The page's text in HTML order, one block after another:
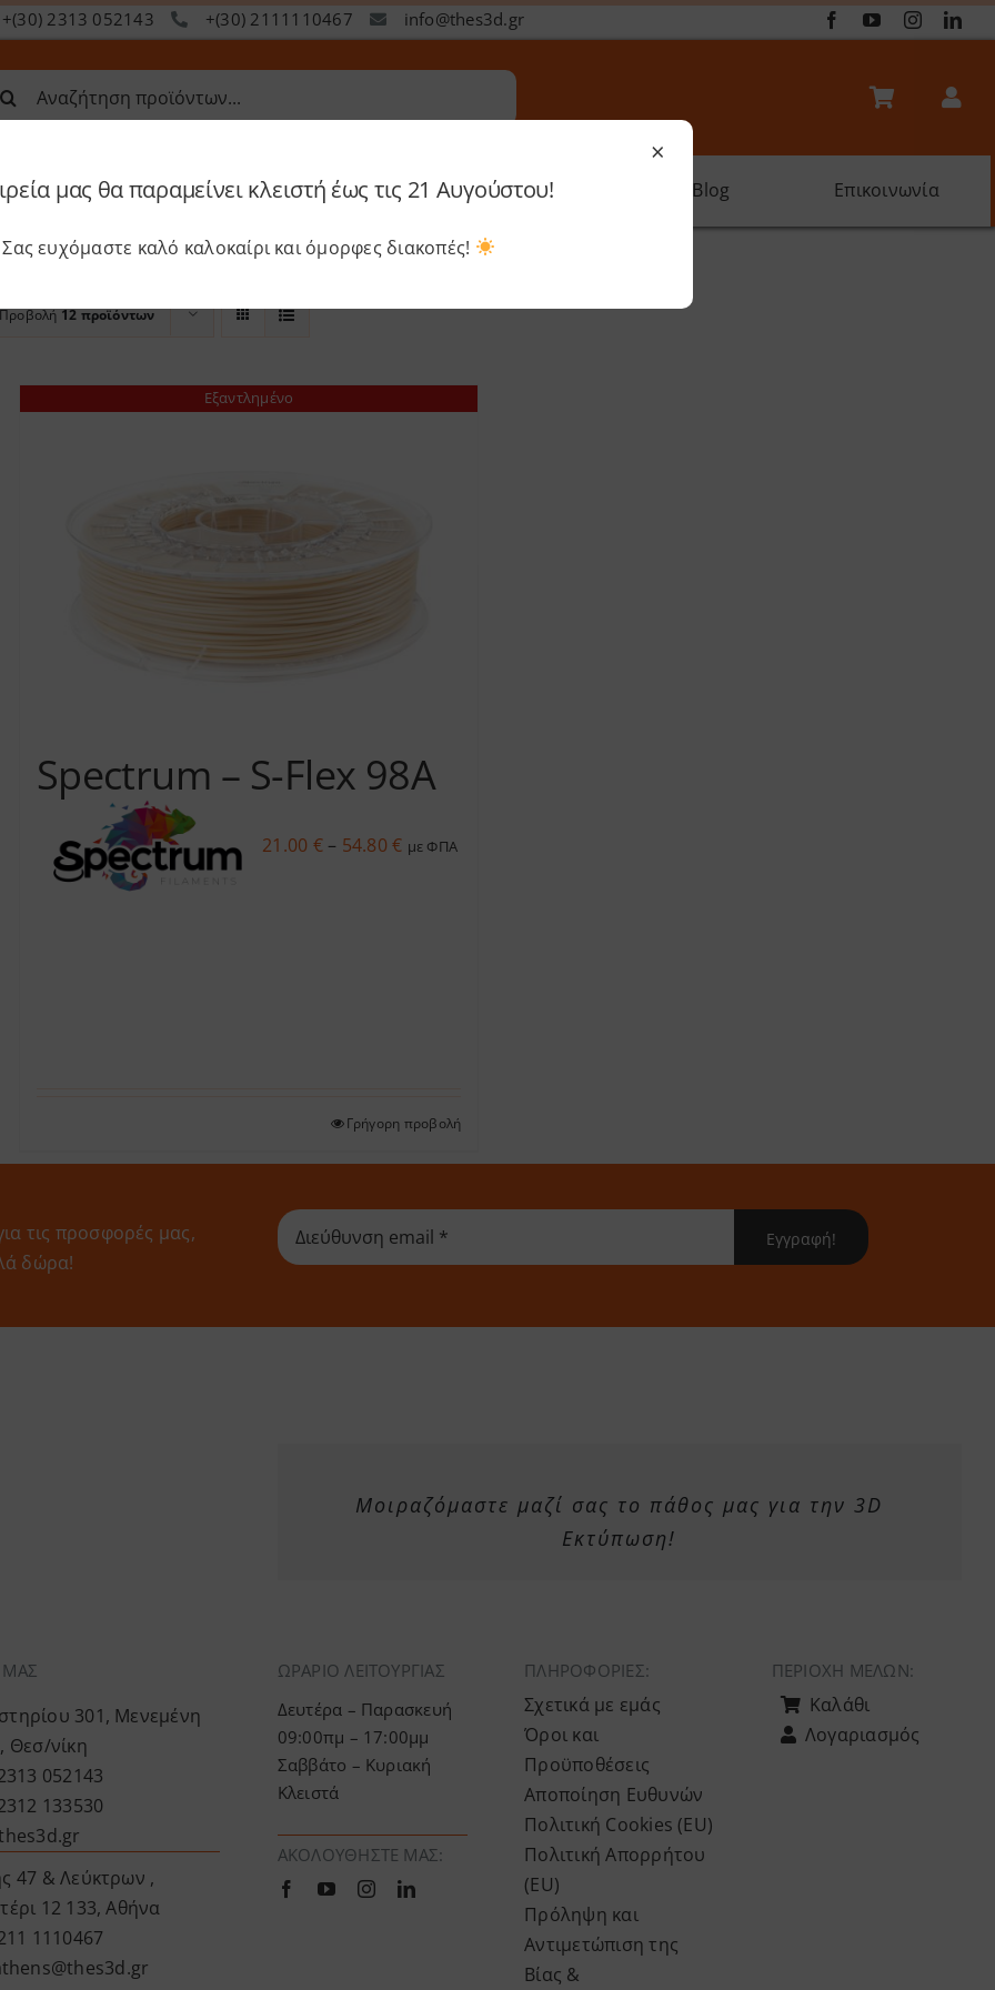
+(30) 2313 052143 +(30) 2111110467 info@thes3d.gr
Services Academy Software Blog Επικοινωνία
12 προϊόντων
Εξαντλημένο
Spectrum – S-Flex 98A
21.00 € – 54.80€Price
με ΦΠΑ
Γρήγορη προβολή
τις προσφορές μας,
δώρα!
Εγγραφή!
Μοιραζόμαστε μαζί σας το πάθος μας για την 3D
Εκτύπωση!
ΜΑΣ
301, Μενεμένη
Θεσ/νίκη
052143
133530
47 & Λεύκτρων ,
12 133, Αθήνα
1110467
ΩΡΑΡΙΟ ΛΕΙΤΟΥΡΓΙΑΣ
Δευτέρα – Παρασκευή
09:00πμ – 17:00μμ
Σαββάτο – Κυριακή
Κλειστά
ΑΚΟΛΟΥΘΉΣΤΕ ΜΑΣ:
ΠΛΗΡΟΦΟΡΙΕΣ:
Σχετικά με εμάς
Όροι και
Προϋποθέσεις
Αποποίηση Ευθυνών
Πολιτική Cookies (ΕU)
Πολιτική Απορρήτου
(ΕU)
Πρόληψη και
Αντιμετώπιση της
Βίας &
ΠΕΡΙΟΧΉ ΜΕΛΏΝ:
Καλάθι
Λογαριασμός
×
μας θα παραμείνει κλειστή έως τις 21 Αυγούστου!
Σας ευχόμαστε καλό καλοκαίρι και όμορφες διακοπές!